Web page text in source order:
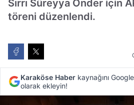
Sırrı Süreyya Önder için
töreni düzenlendi.
Karaköse Haber kaynağını
olarak ekleyin!